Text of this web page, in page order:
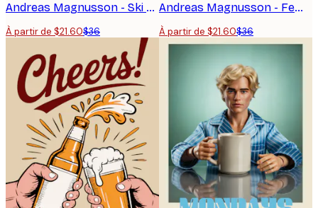
Andreas Magnusson - Ski de montagne d'hiver Affiche
À partir de $21.60$36
Andreas Magnusson - Femme rétro pensive Affiche
À partir de $21.60$36